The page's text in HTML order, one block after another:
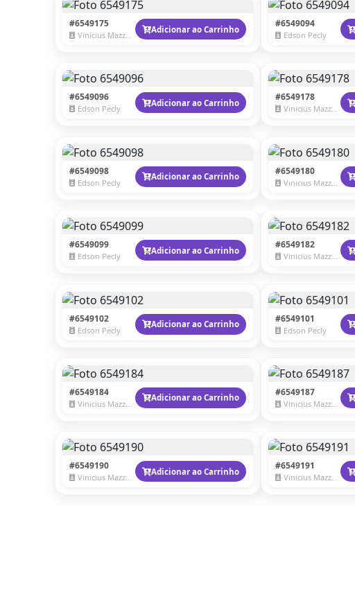
#6549175
Vinicius Mazzaro
Adicionar ao Carrinho #6549094
Edson Pecly
#6549096
Edson Pecly
Adicionar ao Carrinho #6549178
Vinicius Mazzaro
#6549098
Edson Pecly
Adicionar ao Carrinho #6549180
Vinicius Mazzaro
#6549099
Edson Pecly
Adicionar ao Carrinho #6549182
Vinicius Mazzaro
#6549102
Edson Pecly
Adicionar ao Carrinho #6549101
Edson Pecly
#6549184
Vinicius Mazzaro
Adicionar ao Carrinho #6549187
Vinicius Mazzaro
#6549190
Vinicius Mazzaro
Adicionar ao Carrinho #6549191
Vinicius Mazzaro